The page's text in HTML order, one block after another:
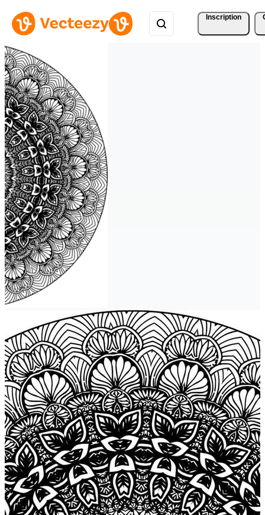
Inscription